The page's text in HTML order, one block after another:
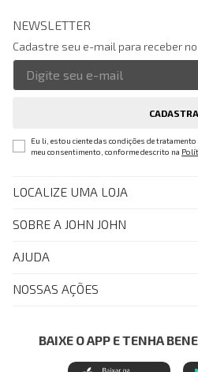
NEWSLETTER
Cadastre seu e-mail para receber
Eu li, estou ciente das condições de
meu consentimento, conforme descrito na
LOCALIZE UMA LOJA
SOBRE A JOHN JOHN
Quem Somos
John John Club
Painel de Privacidade
Central de Preferências
AJUDA
FAQ
NOSSAS AÇÕES
Azul Fidelidade
Mastercard
BAIXE O APP E TENHA